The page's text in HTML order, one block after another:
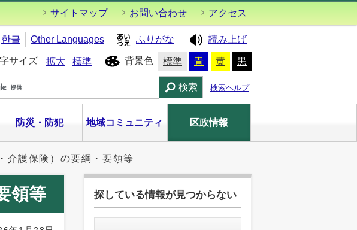
サイトマップ お問い合わせ アクセス
한글 Other Languages ふりがな 読み上げ
サイズ 拡大 標準 背景色 標準 青 黄 黒
検索 検索ヘルプ
防災・防犯 地域コミュニティ 区政情報
介護保険）の要綱・要領等
領等 探している情報が見つからない